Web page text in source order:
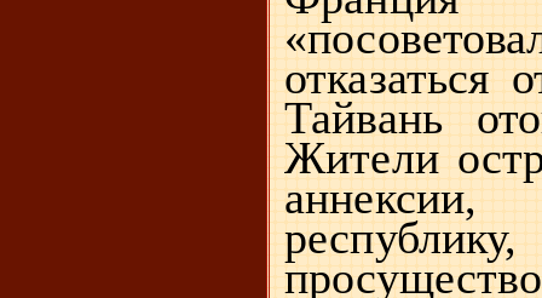
отказаться
Тайвань
Жители
аннексии,
республику,